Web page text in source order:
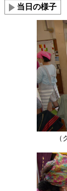
当日の様子
（